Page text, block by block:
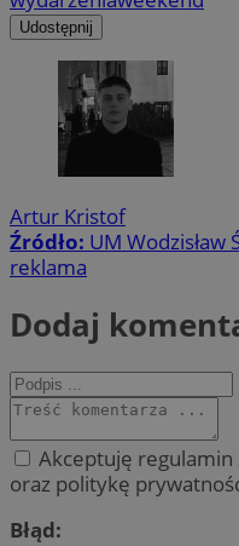
Udostępnij
Artur Kristof
Źródło: UM Wodzisław
reklama
Dodaj
Akceptuję
oraz politykę
Błąd: